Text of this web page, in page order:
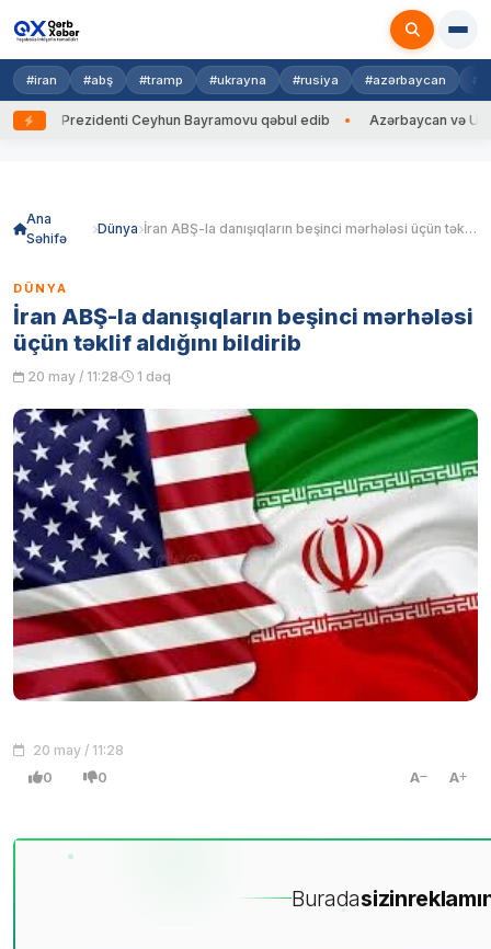
#iran #abş #tramp #ukrayna #rusiya #azərbaycan
Prezidenti Ceyhun Bayramovu qəbul edib Azərbaycan və
Ana
Səhifə
Dünya İran ABŞ-la danışıqların beşinci mərhələsi üçün təklif aldığını bildirib
DÜNYA
İran ABŞ-la danışıqların beşinci mərhələsi
üçün təklif aldığını bildirib
20 may / 11:28 1 dəq
20 may / 11:28
0 0 A A
Buradasizin